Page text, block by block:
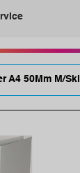
A4 50Mm M/